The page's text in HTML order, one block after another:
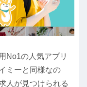
No1の人気アプリ
ミーと同様なの
人が見つけられる